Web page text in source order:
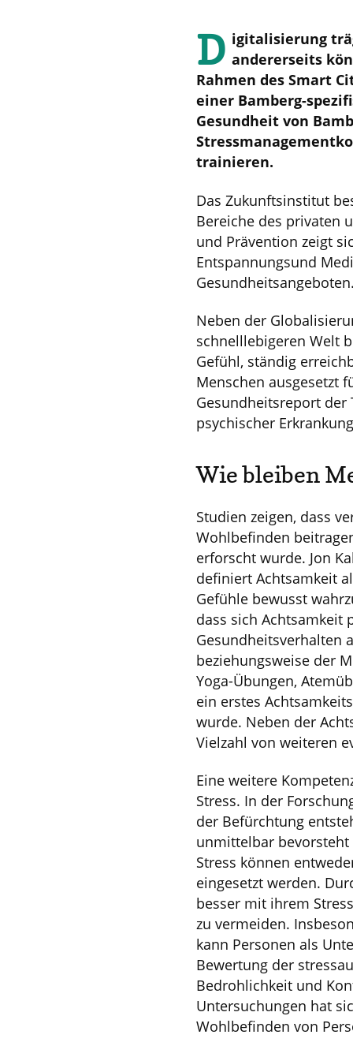
D igitalisierung
andererseits
Rahmen des Smart
einer Bamberg-
Gesundheit von
trainieren.
Das Zukunftsinstitut
Bereiche des privaten
und Prävention zeigt
Entspannungsund
Neben der
schnelllebigeren Welt
Gefühl, ständig
Menschen ausgesetzt
Gesundheitsreport der
psychischer
Wie bleiben
Studien zeigen, dass
Wohlbefinden
erforscht wurde. Jon
definiert Achtsamkeit
Gefühle bewusst
dass sich Achtsamkeit
Gesundheitsverhalten
beziehungsweise der
Yoga-Übungen,
ein erstes
wurde. Neben der
Vielzahl von weiteren
Eine weitere
Stress. In der
der Befürchtung
unmittelbar
Stress können
eingesetzt werden.
besser mit ihrem
zu vermeiden.
kann Personen als
Bewertung der
Bedrohlichkeit und
Untersuchungen hat
Wohlbefinden von